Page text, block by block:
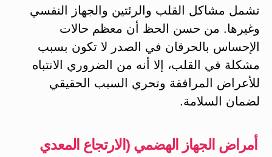
تشمل مشاكل القلب والرئتين والجهاز النفسي
وغيرها. من حسن الحظ أن معظم حالات
الإحساس بالحرقان في الصدر لا تكون بسبب
مشكلة في القلب، إلا أنه من الضروري الانتباه
للأعراض المرافقة وتحري السبب الحقيقي
لضمان السلامة.
أمراض الجهاز الهضمي (الارتجاع المعدي